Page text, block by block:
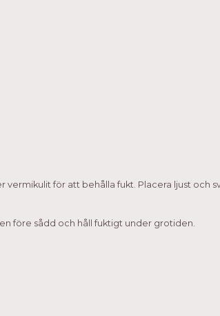
för att behålla fukt. Placera ljust och
före sådd och håll fuktigt under grotiden.